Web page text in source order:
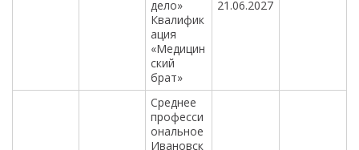
дело»
Квалифик
ация
«Медицин
ский
брат»
21.06.2027
Среднее
професси
ональное
Ивановск